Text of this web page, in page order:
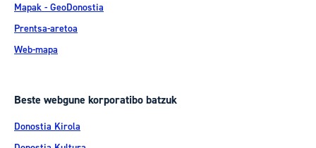
Mapak - GeoDonostia
Prentsa-aretoa
Web-mapa
Beste webgune korporatibo batzuk
Donostia Kirola